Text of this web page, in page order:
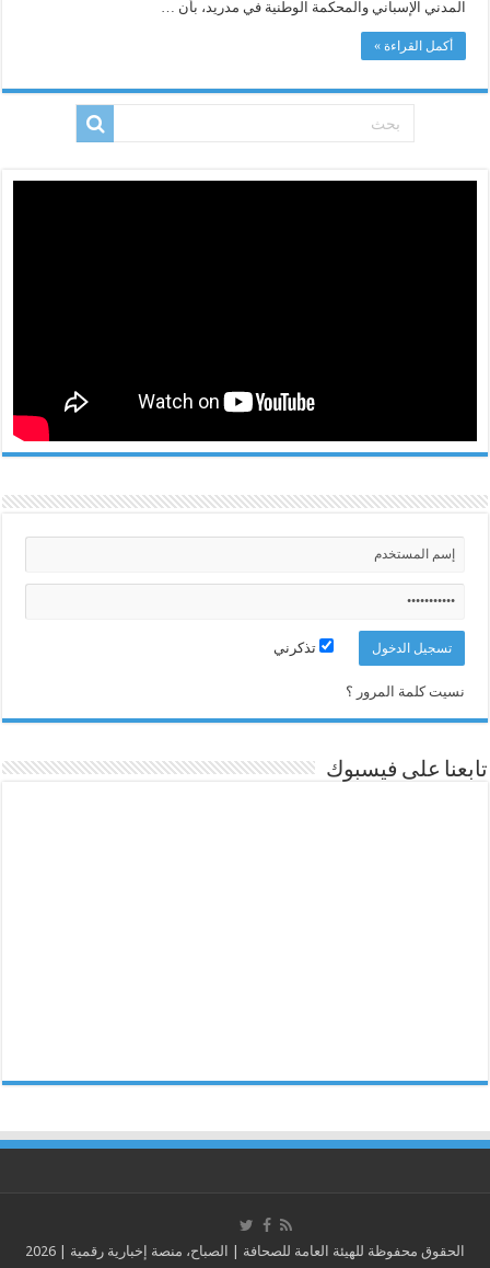
المدني الإسباني والمحكمة الوطنية في مدريد، بأن …
أكمل القراءة »
تذكرني
نسيت كلمة المرور ؟
تابعنا على فيسبوك
الحقوق محفوظة للهيئة العامة للصحافة | الصباح، منصة إخبارية رقمية | 2026